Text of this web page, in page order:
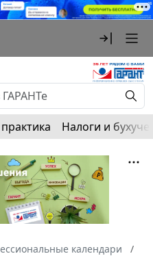
Налоги и
календари